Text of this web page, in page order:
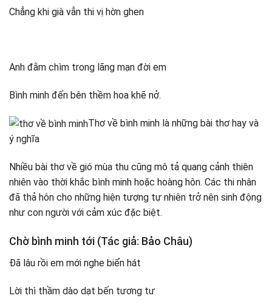
Chẳng khi già vẫn thi vị hờn ghen
Anh đằm chìm trong lãng mạn đời em
Bình minh đến bên thềm hoa khẽ nở.
Thơ về bình minh là những bài thơ hay và
ý nghĩa
Nhiều bài thơ về gió mùa thu cũng mô tả quang cảnh thiên
nhiên vào thời khắc bình minh hoặc hoàng hôn. Các thi nhân
đã thả hôn cho những hiện tượng tự nhiên trở nên sinh động
như con người với cảm xúc đặc biệt.
Chờ bình minh tới (Tác giả: Bảo Châu)
Đã lâu rồi em mới nghe biển hát
Lời thì thầm dào dạt bến tương tư